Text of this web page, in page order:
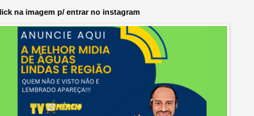
na imagem p/ entrar no instagram